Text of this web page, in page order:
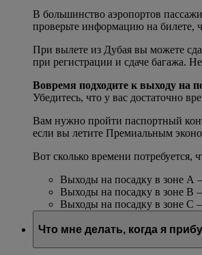
В большинство аэропортов
проверьте информацию на билете,
При вылете из Дубая вы можете
при регистрации и сдаче багажа.
Вовремя подходите к выходу на
Убедитесь, что у вас достаточно
Вам нужно пройти паспортный
если вы летите Премиальным
Вот сколько времени потребуется,
Выходы на посадку в зоне A
Выходы на посадку в зоне B
Выходы на посадку в зоне C
Что мне делать, когда я